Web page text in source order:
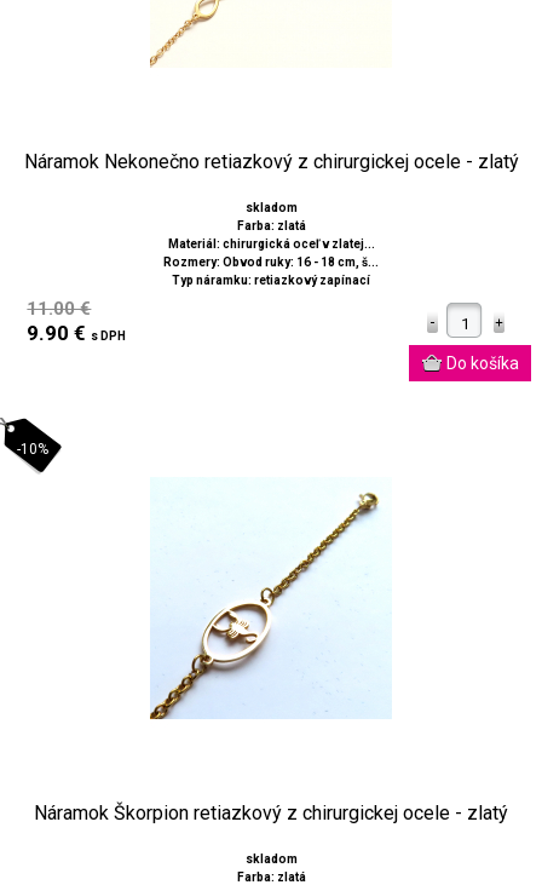
Náramok Nekonečno retiazkový z chirurgickej ocele - zlatý
skladom
Farba: zlatá
Materiál: chirurgická oceľ v zlatej...
Rozmery: Obvod ruky: 16 - 18 cm, š...
Typ náramku: retiazkový zapínací
11.00 €
9.90 € s DPH
-10%
Náramok Škorpion retiazkový z chirurgickej ocele - zlatý
skladom
Farba: zlatá